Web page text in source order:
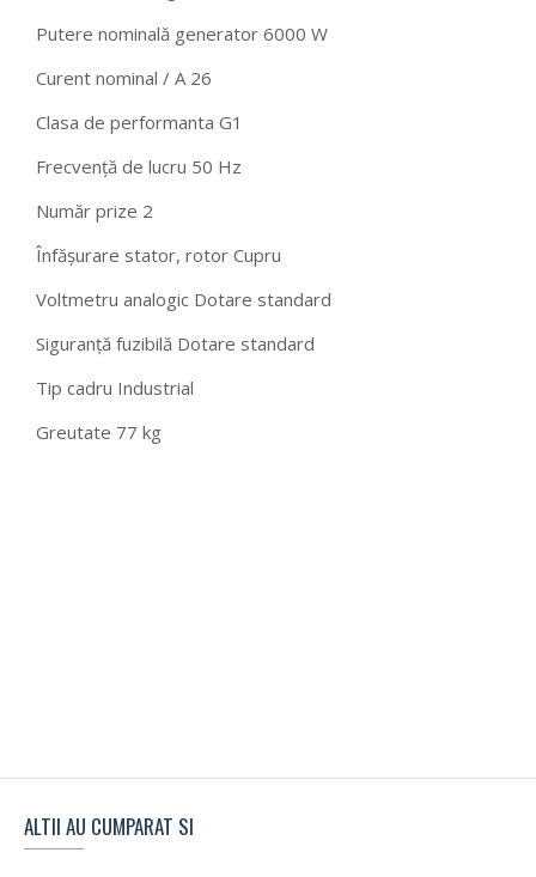
Putere nominală generator 6000 W
Curent nominal / A 26
Clasa de performanta G1
Frecvenţă de lucru 50 Hz
Număr prize 2
Înfăşurare stator, rotor Cupru
Voltmetru analogic Dotare standard
Siguranţă fuzibilă Dotare standard
Tip cadru Industrial
Greutate 77 kg
ALTII AU CUMPARAT SI